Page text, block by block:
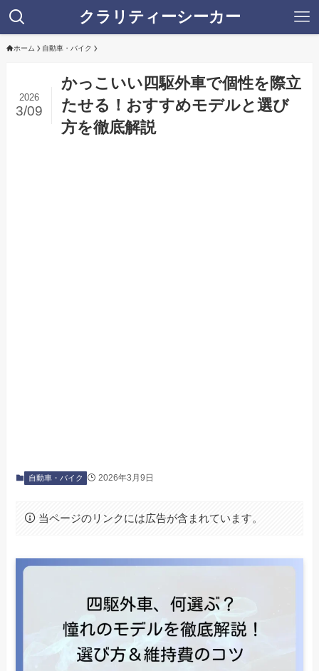
クラリティーシーカー
ホーム 自動車・バイク
かっこいい四駆外車で個性を際立
たせる！おすすめモデルと選び
方を徹底解説
2026
3/09
自動車・バイク 2026年3月9日
当ページのリンクには広告が含まれています。